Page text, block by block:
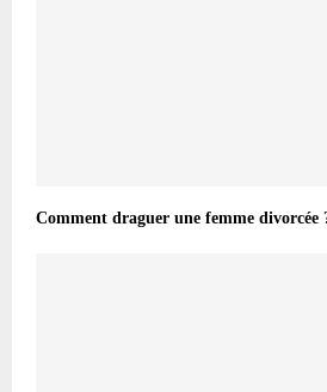
Comment draguer une femme divorcée